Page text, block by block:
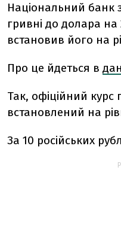
Національний банк
гривні до долара на
встановив його на
Про це йдеться в
Так, офіційний курс
встановлений на
За 10 російських